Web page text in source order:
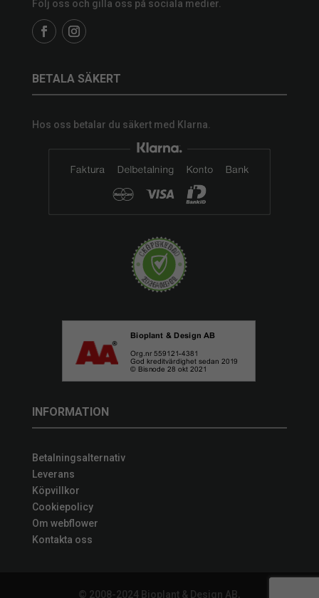
Följ oss och gilla oss på sociala medier.
BETALA SÄKERT
Hos oss betalar du säkert med Klarna.
INFORMATION
Betalningsalternativ
Leverans
Köpvillkor
Cookiepolicy
Om webflower
Kontakta oss
© 2008-2024 Bioplant & Design AB,